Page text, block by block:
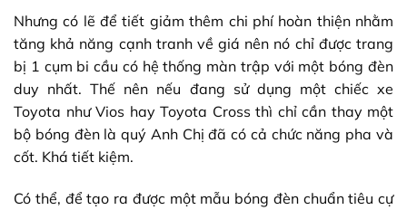
Nhưng có lẽ để tiết giảm thêm chi phí hoàn thiện nhằm
tăng khả năng cạnh tranh về giá nên nó chỉ được trang
bị 1 cụm bi cầu có hệ thống màn trập với một bóng đèn
duy nhất. Thế nên nếu đang sử dụng một chiếc xe
Toyota như Vios hay Toyota Cross thì chỉ cần thay một
bộ bóng đèn là quý Anh Chị đã có cả chức năng pha và
cốt. Khá tiết kiệm.
Có thể, để tạo ra được một mẫu bóng đèn chuẩn tiêu cự